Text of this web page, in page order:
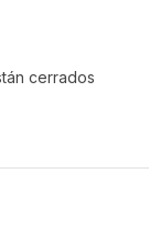
cerrados